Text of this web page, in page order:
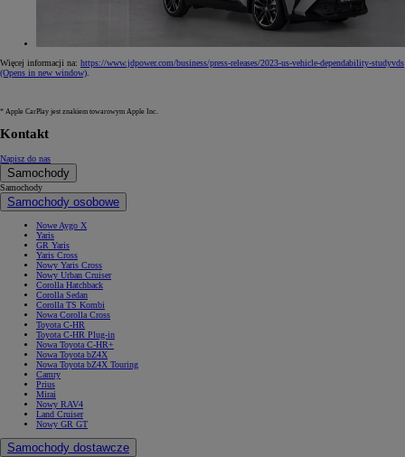
Więcej informacji na: https://www.jdpower.com/business/press-releases/2023-us-vehicle-dependability-studyvds
(Opens in new window)
* Apple CarPlay jest znakiem towarowym Apple Inc.
Kontakt
Napisz do nas
Samochody
Samochody
Samochody osobowe
Nowe Aygo X
Yaris
GR Yaris
Yaris Cross
Nowy Yaris Cross
Nowy Urban Cruiser
Corolla Hatchback
Corolla Sedan
Corolla TS Kombi
Nowa Corolla Cross
Toyota C-HR
Toyota C-HR Plug-in
Nowa Toyota C-HR+
Nowa Toyota bZ4X
Nowa Toyota bZ4X Touring
Camry
Prius
Mirai
Nowy RAV4
Land Cruiser
Nowy GR GT
Samochody dostawcze